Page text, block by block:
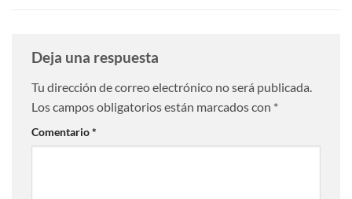
Deja una respuesta
Tu dirección de correo electrónico no será publicada.
Los campos obligatorios están marcados con *
Comentario*